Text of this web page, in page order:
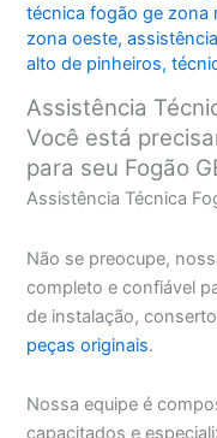
técnica fogão ge zona
zona oeste,
alto de pinheiros,
Assistência
Você está
para seu Fogão
Assistência Técnica
Não se preocupe,
completo e confiável
de instalação,
peças originais.
Nossa equipe é
capacitados e